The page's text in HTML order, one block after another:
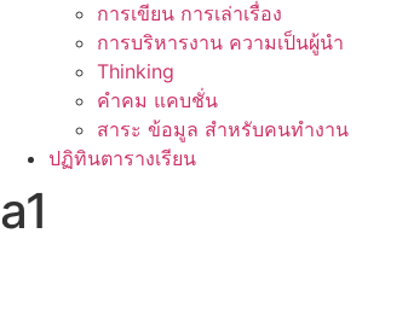
การเขียน การเล่าเรื่อง
การบริหารงาน ความเป็นผู้นำ
Thinking
คำคม แคบชั่น
สาระ ข้อมูล สำหรับคนทำงาน
ปฏิทินตารางเรียน
a1